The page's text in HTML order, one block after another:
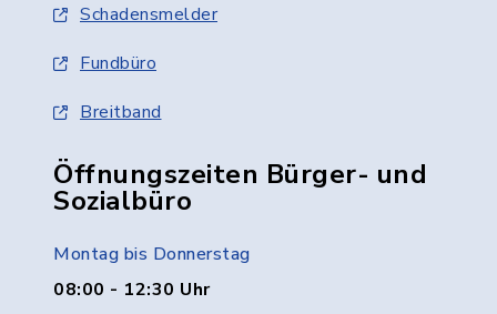
Schadensmelder
Fundbüro
Breitband
Öffnungszeiten Bürger- und
Sozialbüro
Montag bis Donnerstag
08:00 - 12:30 Uhr